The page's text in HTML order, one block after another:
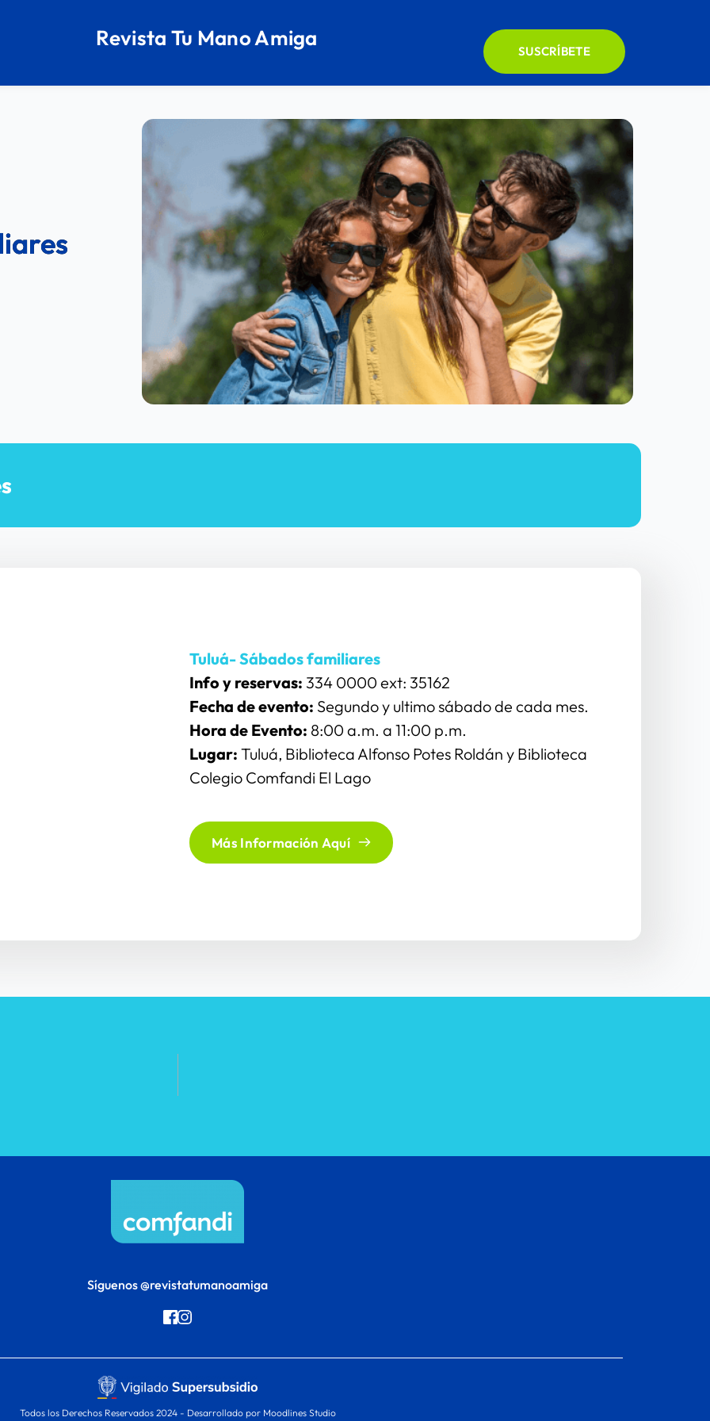
Revista Tu Mano Amiga
SUSCRÍBETE
Tuluá- Sábados familiares
Info y reservas: 334 0000 ext: 35162
Fecha de evento: Segundo y ultimo sábado de cada mes.
Hora de Evento: 8:00 a.m. a 11:00 p.m.
Lugar: Tuluá, Biblioteca Alfonso Potes Roldán y Biblioteca
Colegio Comfandi El Lago
Más Información Aquí
Síguenos @revistatumanoamiga
Todos los Derechos Reservados 2024 - Desarrollado por Moodlines Studio